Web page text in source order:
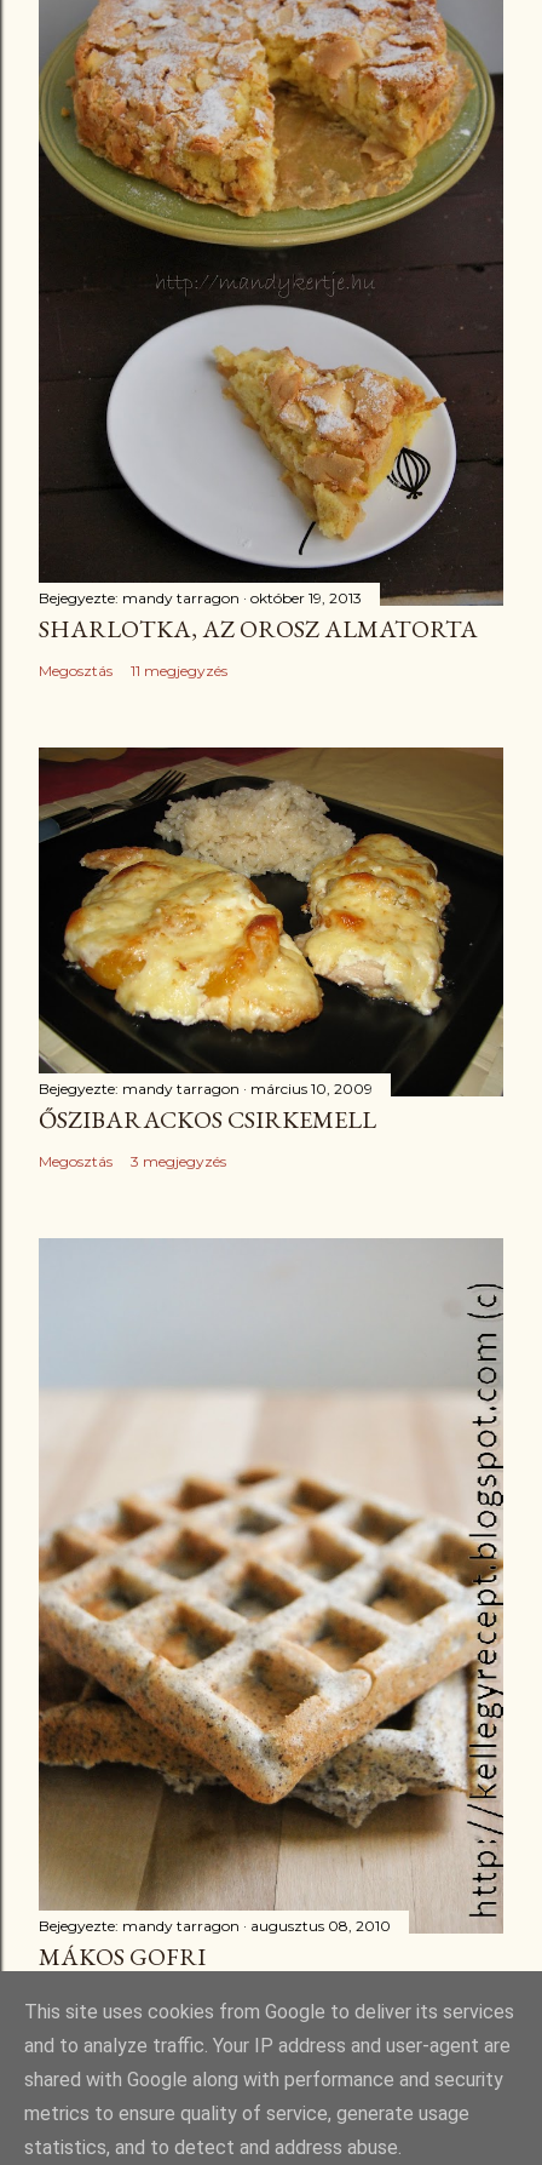
Bejegyezte: mandy tarragon október 19, 2013
SHARLOTKA, AZ OROSZ ALMATORTA
Megosztás 11 megjegyzés
Bejegyezte: mandy tarragon március 10, 2009
ŐSZIBARACKOS CSIRKEMELL
Megosztás 3 megjegyzés
Bejegyezte: mandy tarragon augusztus 08, 2010
MÁKOS GOFRI
Üzemeltető: Blogger
This site uses cookies from Google to deliver its services
and to analyze traffic. Your IP address and user-agent are
shared with Google along with performance and security
metrics to ensure quality of service, generate usage
statistics, and to detect and address abuse.